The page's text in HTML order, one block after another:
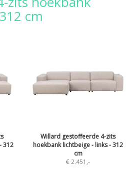
cm
312
Willard gestoffeerde 4-zits
hoekbank lichtbeige - links - 312
cm
€ 2.451 ,-